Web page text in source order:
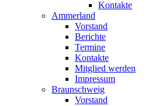
Kontakte
Ammerland
Vorstand
Berichte
Termine
Kontakte
Mitglied werden
Impressum
Braunschweig
Vorstand